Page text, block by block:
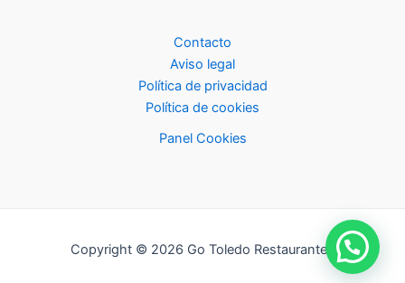
Contacto
Aviso legal
Política de privacidad
Política de cookies
Panel Cookies
Copyright © 2026 Go Toledo Restaurante |